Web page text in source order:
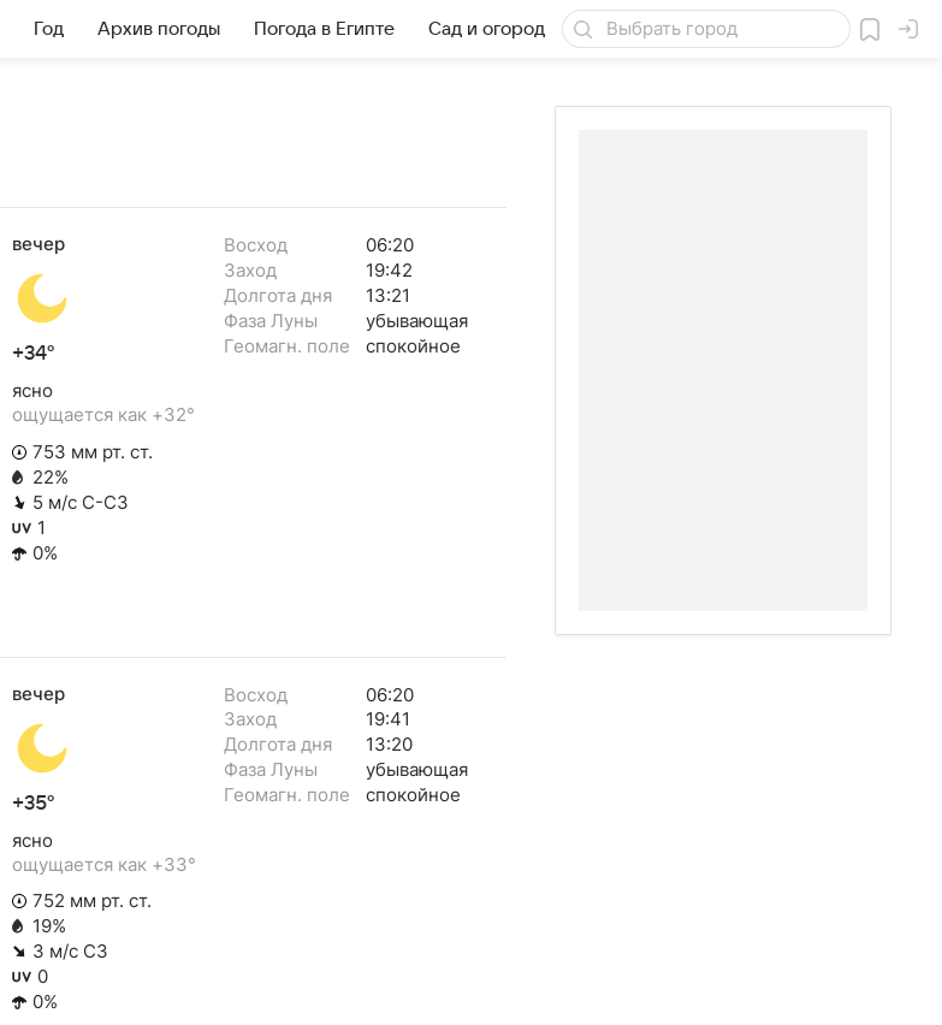
Год Архив погоды Погода в Египте Сад и огород Товары для дачи
вечер
+34°
ясно
ощущается как +32°
753 мм рт. ст.
22%
5 м/с С-СЗ
1
0%
Восход
06:20
Заход
19:42
Долгота дня
13:21
Фаза Луны
убывающая
Геомагн. поле
спокойное
вечер
+35°
ясно
ощущается как +33°
752 мм рт. ст.
19%
3 м/с СЗ
0
0%
Восход
06:20
Заход
19:41
Долгота дня
13:20
Фаза Луны
убывающая
Геомагн. поле
спокойное